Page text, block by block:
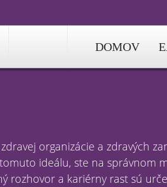
DOMOV
organizácie a zdravých
ideálu, ste na správnom
rozhovor a kariérny rast sú